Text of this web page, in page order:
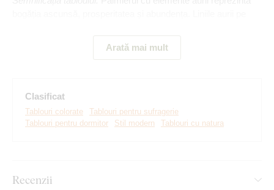
proprietarului de propriul drum către succes și recunoaștere.
Arată mai mult
Clasificat
Tablouri colorate
Tablouri pentru sufragerie
Tablouri pentru dormitor
Stil modern Tablouri cu natura
Recenzii